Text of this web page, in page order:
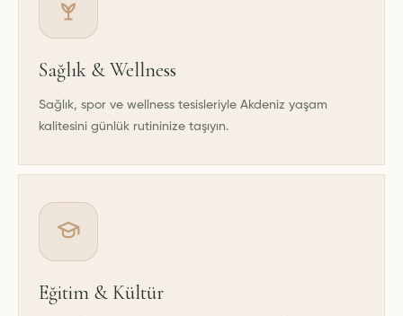
Sağlık & Wellness
Sağlık, spor ve wellness tesisleriyle Akdeniz yaşam
kalitesini günlük rutininize taşıyın.
Eğitim & Kültür